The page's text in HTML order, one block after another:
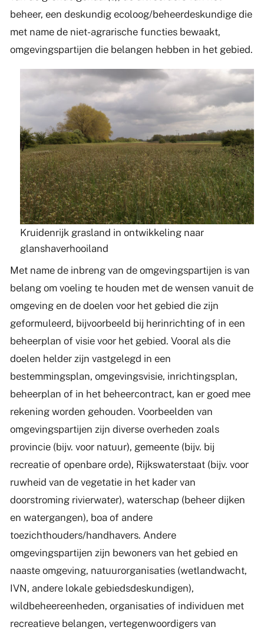
beheer, een deskundig ecoloog/beheerdeskundige die
met name de niet-agrarische functies bewaakt,
omgevingspartijen die belangen hebben in het gebied.
Kruidenrijk grasland in ontwikkeling naar
glanshaverhooiland
Met name de inbreng van de omgevingspartijen is van
belang om voeling te houden met de wensen vanuit de
omgeving en de doelen voor het gebied die zijn
geformuleerd, bijvoorbeeld bij herinrichting of in een
beheerplan of visie voor het gebied. Vooral als die
doelen helder zijn vastgelegd in een
bestemmingsplan, omgevingsvisie, inrichtingsplan,
beheerplan of in het beheercontract, kan er goed mee
rekening worden gehouden. Voorbeelden van
omgevingspartijen zijn diverse overheden zoals
provincie (bijv. voor natuur), gemeente (bijv. bij
recreatie of openbare orde), Rijkswaterstaat (bijv. voor
ruwheid van de vegetatie in het kader van
doorstroming rivierwater), waterschap (beheer dijken
en watergangen), boa of andere
toezichthouders/handhavers. Andere
omgevingspartijen zijn bewoners van het gebied en
naaste omgeving, natuurorganisaties (wetlandwacht,
IVN, andere lokale gebiedsdeskundigen),
wildbeheereenheden, organisaties of individuen met
recreatieve belangen, vertegenwoordigers van